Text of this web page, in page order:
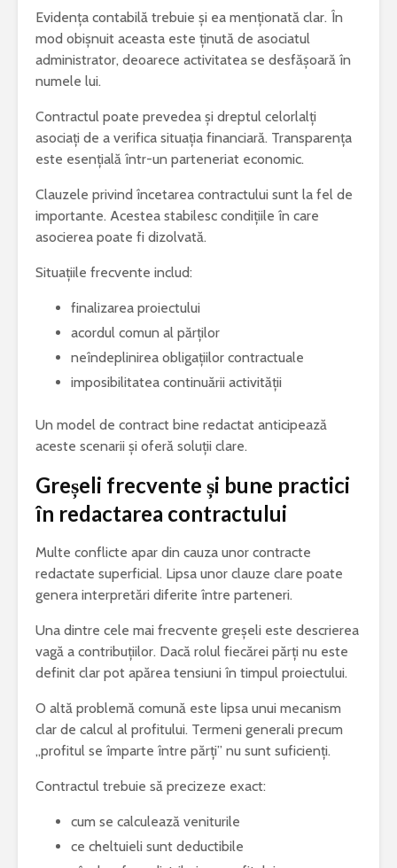
Evidența contabilă trebuie și ea menționată clar. În
mod obișnuit aceasta este ținută de asociatul
administrator, deoarece activitatea se desfășoară în
numele lui.
Contractul poate prevedea și dreptul celorlalți
asociați de a verifica situația financiară. Transparența
este esențială într-un parteneriat economic.
Clauzele privind încetarea contractului sunt la fel de
importante. Acestea stabilesc condițiile în care
asocierea poate fi dizolvată.
Situațiile frecvente includ:
finalizarea proiectului
acordul comun al părților
neîndeplinirea obligațiilor contractuale
imposibilitatea continuării activității
Un model de contract bine redactat anticipează
aceste scenarii și oferă soluții clare.
Greșeli frecvente și bune practici
în redactarea contractului
Multe conflicte apar din cauza unor contracte
redactate superficial. Lipsa unor clauze clare poate
genera interpretări diferite între parteneri.
Una dintre cele mai frecvente greșeli este descrierea
vagă a contribuțiilor. Dacă rolul fiecărei părți nu este
definit clar pot apărea tensiuni în timpul proiectului.
O altă problemă comună este lipsa unui mecanism
clar de calcul al profitului. Termeni generali precum
„profitul se împarte între părți” nu sunt suficienți.
Contractul trebuie să precizeze exact:
cum se calculează veniturile
ce cheltuieli sunt deductibile